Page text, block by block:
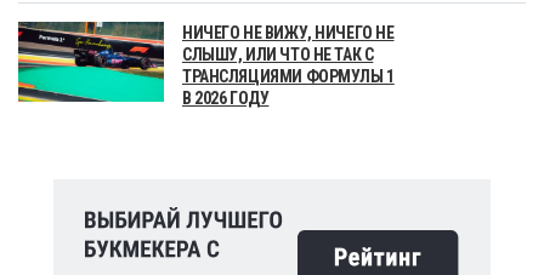
НИЧЕГО НЕ ВИЖУ, НИЧЕГО НЕ
СЛЫШУ, ИЛИ ЧТО НЕ ТАК С
ТРАНСЛЯЦИЯМИ ФОРМУЛЫ 1
В 2026 ГОДУ